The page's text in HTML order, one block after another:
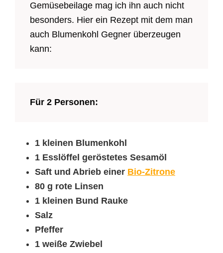
Gemüsebeilage mag ich ihn auch nicht
besonders. Hier ein Rezept mit dem man
auch Blumenkohl Gegner überzeugen
kann:
Für 2 Personen:
1 kleinen Blumenkohl
1 Esslöffel geröstetes Sesamöl
Saft und Abrieb einer Bio-Zitrone
80 g rote Linsen
1 kleinen Bund Rauke
Salz
Pfeffer
1 weiße Zwiebel